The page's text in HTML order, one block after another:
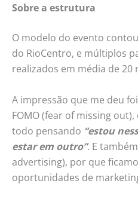
Sobre a estrutura
O modelo do evento
do RioCentro, e múltiplos
realizados em média de 20
A impressão que me deu
FOMO (fear of missing
todo pensando “estou
estar em outro”. E
advertising), por que
oportunidades de